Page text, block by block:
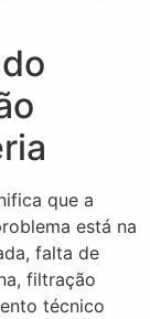
que a
está na
falta de
filtração
técnico